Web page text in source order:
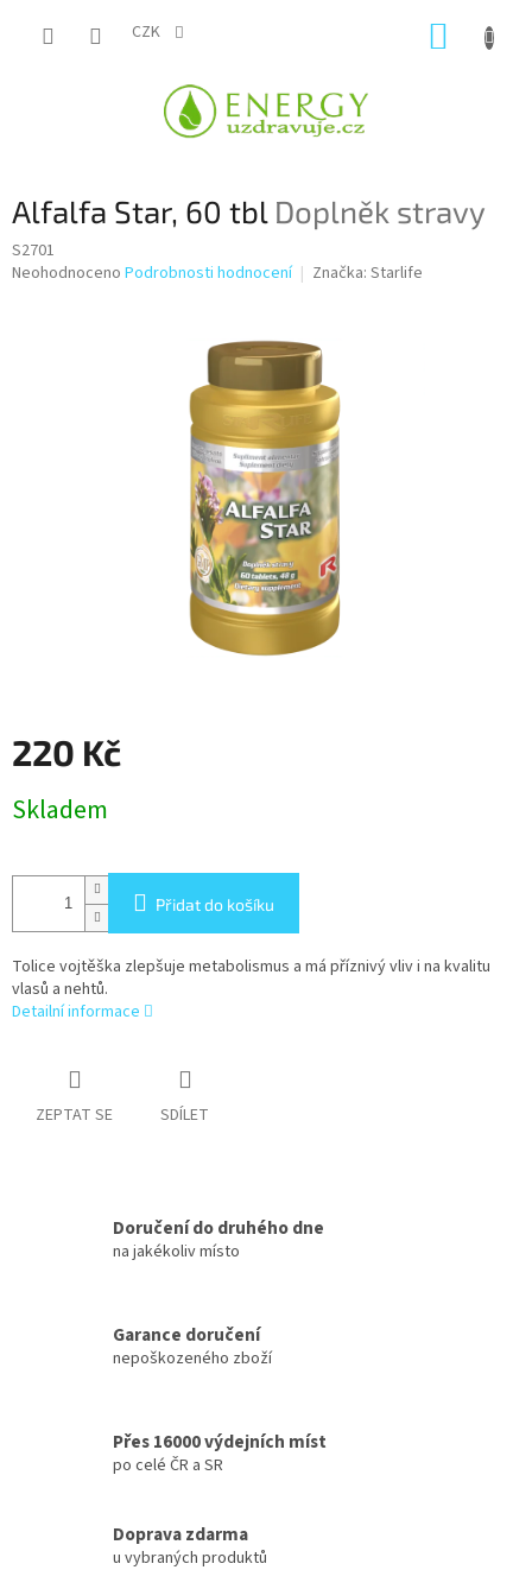
CZK
Alfalfa Star, 60 tbl Doplněk stravy
S2701
Průměrné
Neohodnoceno Podrobnosti hodnocení Značka: Starlife
220 Kč
cena:
Skladem
Přidat do košíku
Tolice vojtěška zlepšuje metabolismus a má příznivý vliv i na kvalitu
vlasů a nehtů.
Detailní informace
ZEPTAT SE SDÍLET
Doručení do druhého dne
na jakékoliv místo
Garance doručení
nepoškozeného zboží
Přes 16000 výdejních míst
po celé ČR a SR
Doprava zdarma
u vybraných produktů